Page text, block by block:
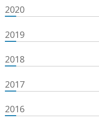
2020
2019
2018
2017
2016